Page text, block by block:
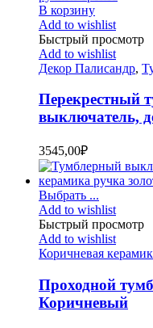
В корзину
Add to wishlist
Быстрый просмотр
Add to wishlist
Декор Палисандр,
Перекрестный
выключатель,
3545,00₽
Выбрать ...
Add to wishlist
Быстрый просмотр
Add to wishlist
Коричневая
Проходной
Коричневый